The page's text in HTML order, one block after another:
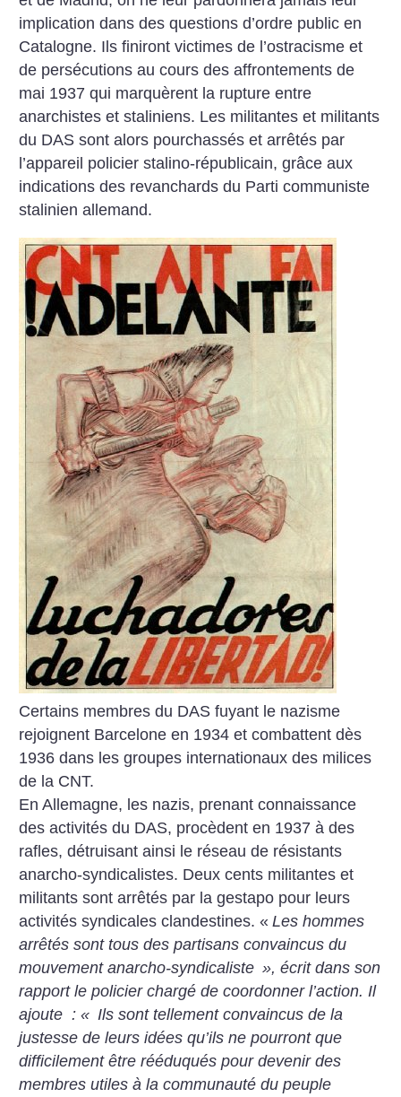
implication dans des questions d’ordre public en
Catalogne. Ils finiront victimes de l’ostracisme et
de persécutions au cours des affrontements de
mai 1937 qui marquèrent la rupture entre
anarchistes et staliniens. Les militantes et militants
du DAS sont alors pourchassés et arrêtés par
l’appareil policier stalino-républicain, grâce aux
indications des revanchards du Parti communiste
stalinien allemand.
Certains membres du DAS fuyant le nazisme
rejoignent Barcelone en 1934 et combattent dès
1936 dans les groupes internationaux des milices
de la CNT.
En Allemagne, les nazis, prenant connaissance
des activités du DAS, procèdent en 1937 à des
rafles, détruisant ainsi le réseau de résistants
anarcho-syndicalistes. Deux cents militantes et
militants sont arrêtés par la gestapo pour leurs
activités syndicales clandestines. « Les hommes
arrêtés sont tous des partisans convaincus du
mouvement anarcho-syndicaliste », écrit dans son
rapport le policier chargé de coordonner l’action. Il
ajoute : « Ils sont tellement convaincus de la
justesse de leurs idées qu’ils ne pourront que
difficilement être rééduqués pour devenir des
membres utiles à la communauté du peuple